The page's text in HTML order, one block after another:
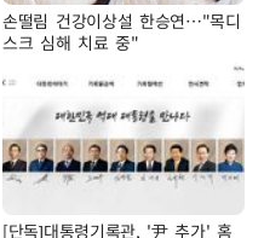
손떨림 건강이상설 한승연…"목디
스크 심해 치료 중"
[단독]대통령기록관, '尹 추가' 홈